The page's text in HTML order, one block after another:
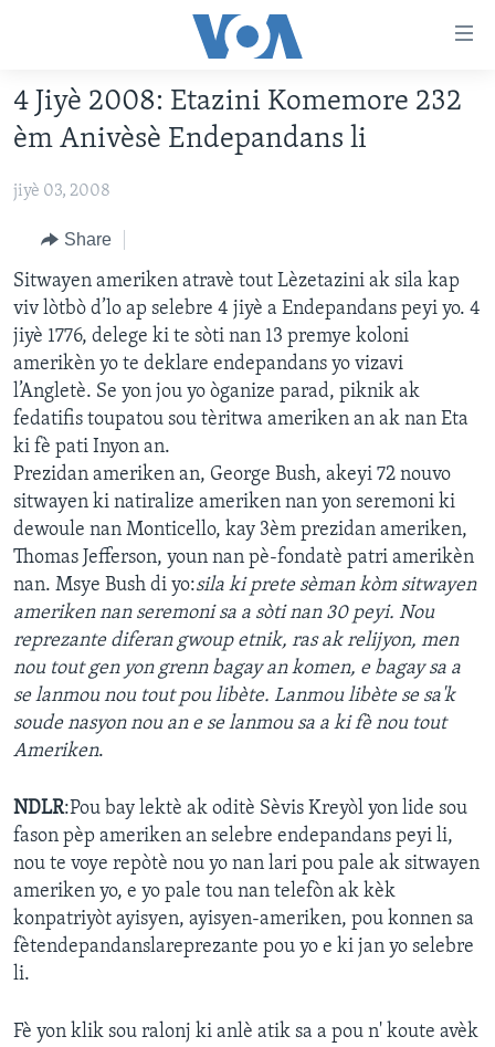
Skip
main
Skip
Navigation
Skip
to
Search
AYITI
AMERIK LATIN
ENTÈNASYONAL
VIDEO
FLASHPOINT IKRÈN
Learning English
SUIV NOU
Languages
4 Jiyè 2008: Etazini Komemore 232
èm Anivèsè Endepandans li
jiyè 03, 2008
Share
Sitwayen ameriken atravè tout Lèzetazini ak sila kap
viv lòtbò d’lo ap selebre 4 jiyè a Endepandans peyi yo. 4
jiyè 1776, delege ki te sòti nan 13 premye koloni
amerikèn yo te deklare endepandans yo vizavi
l’Angletè. Se yon jou yo òganize parad, piknik ak
fedatifis toupatou sou tèritwa ameriken an ak nan Eta
ki fè pati Inyon an.
Prezidan ameriken an, George Bush, akeyi 72 nouvo
sitwayen ki natiralize ameriken nan yon seremoni ki
dewoule nan Monticello, kay 3èm prezidan ameriken,
Thomas Jefferson, youn nan pè-fondatè patri amerikèn
nan. Msye Bush di yo:sila ki prete sèman kòm sitwayen
ameriken nan seremoni sa a sòti nan 30 peyi. Nou
reprezante diferan gwoup etnik, ras ak relijyon, men
nou tout gen yon grenn bagay an komen, e bagay sa a
se lanmou nou tout pou libète. Lanmou libète se sa'k
soude nasyon nou an e se lanmou sa a ki fè nou tout
Ameriken.
NDLR:Pou bay lektè ak oditè Sèvis Kreyòl yon lide sou
fason pèp ameriken an selebre endepandans peyi li,
nou te voye repòtè nou yo nan lari pou pale ak sitwayen
ameriken yo, e yo pale tou nan telefòn ak kèk
konpatriyòt ayisyen, ayisyen-ameriken, pou konnen sa
fètendepandanslareprezante pou yo e ki jan yo selebre
li.
Fè yon klik sou ralonj ki anlè atik sa a pou n' koute avèk